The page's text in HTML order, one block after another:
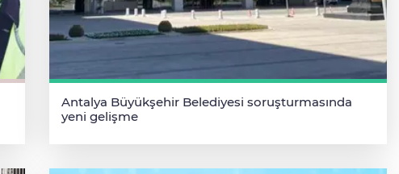
Antalya Büyükşehir Belediyesi soruşturmasında
yeni gelişme